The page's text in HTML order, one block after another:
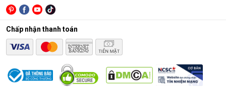
Chấp nhận thanh toán